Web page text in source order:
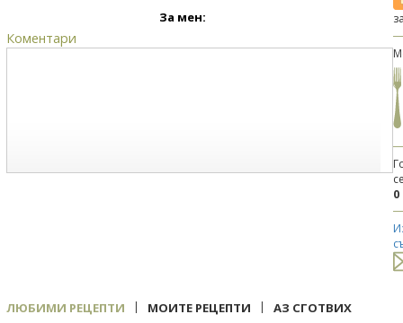
За мен:
Коментари
0
ЛЮБИМИ РЕЦЕПТИ | МОИТЕ РЕЦЕПТИ | АЗ СГОТВИХ